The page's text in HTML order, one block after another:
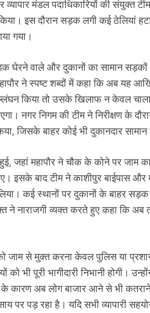
व्यापार मंडल पदाधिकारियों की संयुक्त
इस दौरान सड़क लगी कई ठेलियां
गया।
घेरने वाले और दुकानों का सामान
ने स्पष्ट शब्दों में कहा कि अब यह
किया तो उसके खिलाफ न केवल
नगर निगम की टीम ने निरीक्षण के
जिसके बाहर कोई भी दुकानदार
जहां महापौर ने चौक के कोने पर जाम
इसके बाद टीम ने काशीपुर बाईपास और
कई स्थानों पर दुकानों के बाहर
ने नाराजगी व्यक्त करते हुए कहा कि अब
जाम से मुक्त करना केवल पुलिस या
भी पूरी भागीदारी निभानी होगी।
के कारण अब लोग बाजार आने से भी
पर पड़ रहा है। यदि सभी व्यापारी